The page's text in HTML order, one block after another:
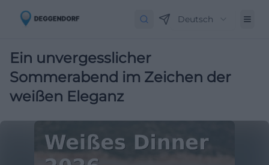
Deutsch
Ein unvergesslicher
Sommerabend im Zeichen der
weißen Eleganz